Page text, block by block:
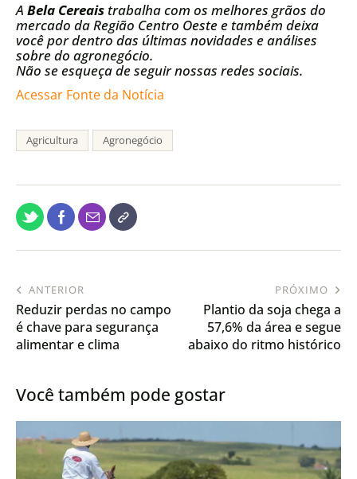
A Bela Cereais trabalha com os melhores grãos do
mercado da Região Centro Oeste e também deixa
você por dentro das últimas novidades e análises
sobre do agronegócio.
Não se esqueça de seguir nossas redes sociais.
Acessar Fonte da Notícia
Agricultura Agronegócio
ANTERIOR
Reduzir perdas no campo
é chave para segurança
alimentar e clima
PRÓXIMO
Plantio da soja chega a
57,6% da área e segue
abaixo do ritmo histórico
Você também pode gostar